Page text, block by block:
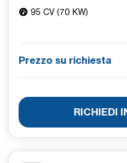
95 CV (70 KW)
Prezzo su richiesta
RICHIEDI